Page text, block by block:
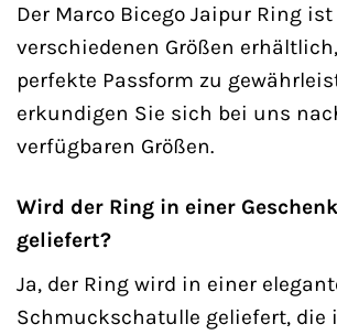
Der Marco Bicego Jaipur Ring
verschiedenen Größen
perfekte Passform zu
erkundigen Sie sich bei uns
verfügbaren Größen.
Wird der Ring in einer
geliefert?
Ja, der Ring wird in einer
Schmuckschatulle geliefert, die